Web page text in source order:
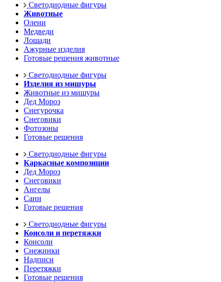
Светодиодные фигуры
Животные
Олени
Медведи
Лошади
Ажурные изделия
Готовые решения животные
Светодиодные фигуры
Изделия из мишуры
Животные из мишуры
Дед Мороз
Снегурочка
Снеговики
Фотозоны
Готовые решения
Светодиодные фигуры
Каркасные композиции
Дед Мороз
Снеговики
Ангелы
Сани
Готовые решения
Светодиодные фигуры
Консоли и перетяжки
Консоли
Снежинки
Надписи
Перетяжки
Готовые решения